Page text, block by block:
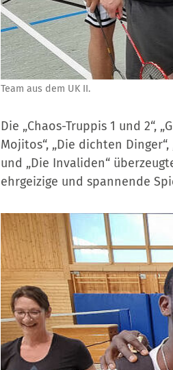
Team aus dem UK II.
Die „Chaos-Truppis 1 und 2“,
Mojitos“, „Die dichten Dinger“,
und „Die Invaliden“
ehrgeizige und spannende